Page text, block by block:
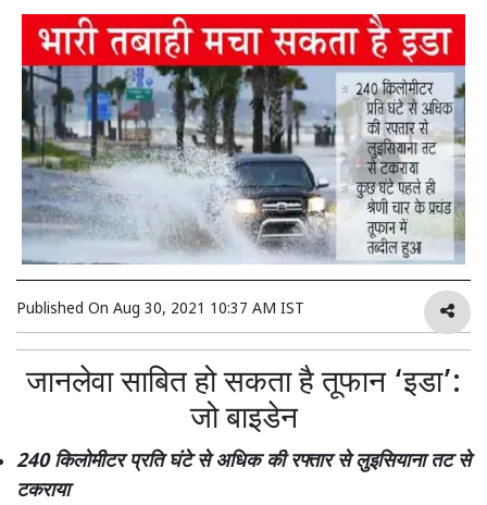
Published On Aug 30, 2021 10:37 AM IST
जानलेवा साबित हो सकता है तूफान ‘इडा’:
जो बाइडेन
240 किलोमीटर प्रति घंटे से अधिक की रफ्तार से लुइसियाना तट से
टकराया